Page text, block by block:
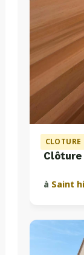
Clôture
à Saint